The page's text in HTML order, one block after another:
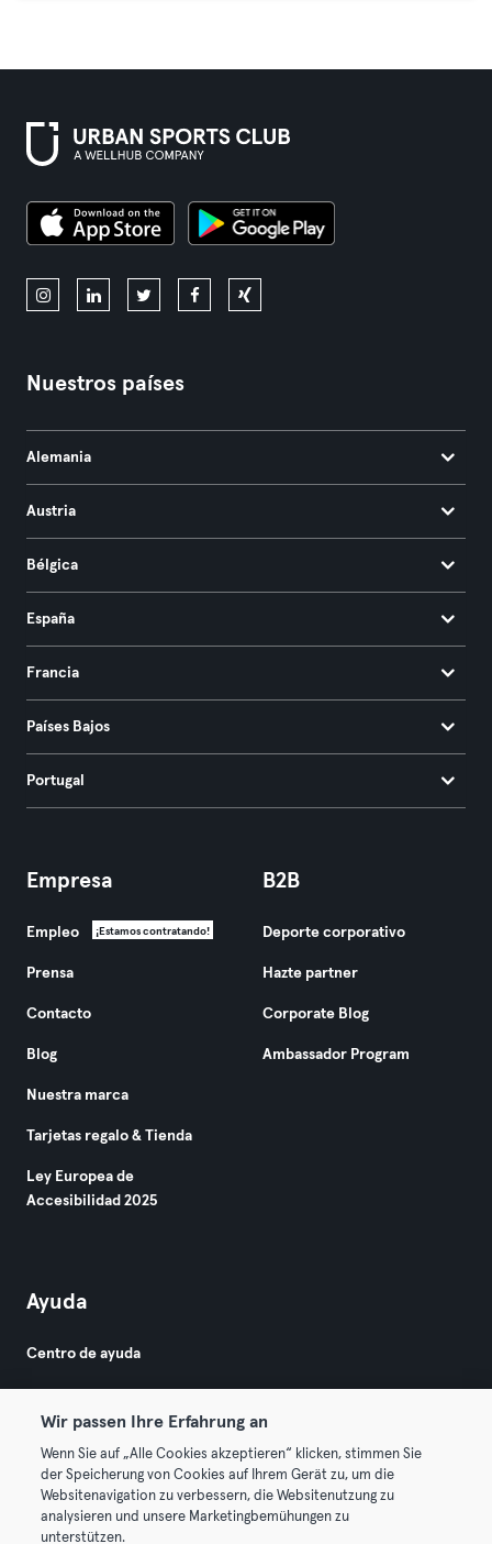
Nuestros países
Alemania
Austria
Bélgica
España
Francia
Países Bajos
Portugal
Empresa
Empleo ¡Estamos contratando!
Prensa
Contacto
Blog
Nuestra marca
Tarjetas regalo & Tienda
Ley Europea de
Accesibilidad 2025
B2B
Deporte corporativo
Hazte partner
Corporate Blog
Ambassador Program
Ayuda
Centro de ayuda
© 2026 Urban Sports Group GmbH. All rights reserved.
Términos y condiciones
Wir passen Ihre Erfahrung an
Wenn Sie auf „Alle Cookies akzeptieren“ klicken, stimmen Sie
der Speicherung von Cookies auf Ihrem Gerät zu, um die
Websitenavigation zu verbessern, die Websitenutzung zu
analysieren und unsere Marketingbemühungen zu
unterstützen.